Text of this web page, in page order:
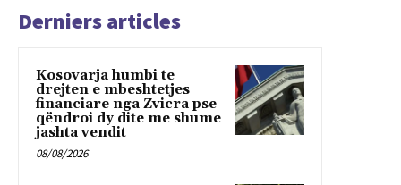
Derniers articles
Kosovarja humbi te
drejten e mbeshtetjes
financiare nga Zvicra pse
qëndroi dy dite me shume
jashta vendit
08/08/2026